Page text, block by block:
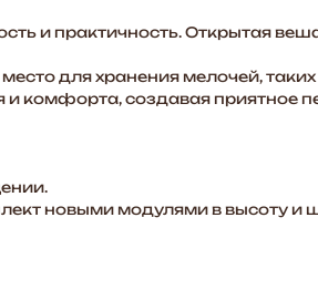
и практичность. Открытая
для хранения мелочей,
комфорта, создавая приятное
новыми модулями в высоту и